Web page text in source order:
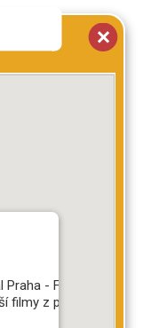
- Febiofest
filmy z prestižních